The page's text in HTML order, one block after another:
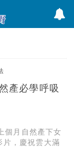
產必學呼吸
月自然產下女
，慶祝雲大滿